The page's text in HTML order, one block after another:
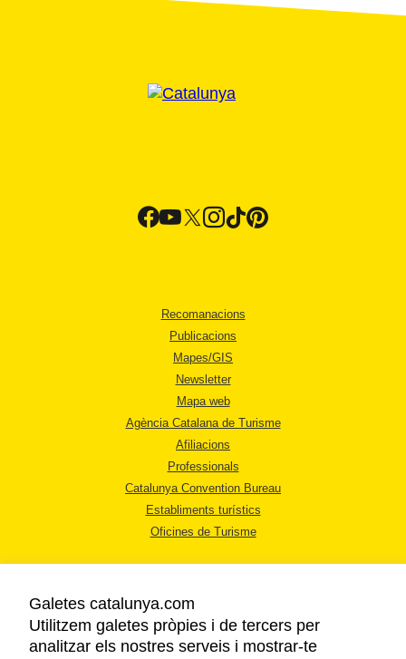
Recomanacions
Publicacions
Mapes/GIS
Newsletter
Mapa web
Agència Catalana de Turisme
Afiliacions
Professionals
Catalunya Convention Bureau
Establiments turístics
Oficines de Turisme
Galetes catalunya.com
Utilitzem galetes pròpies i de tercers per
analitzar els nostres serveis i mostrar-te